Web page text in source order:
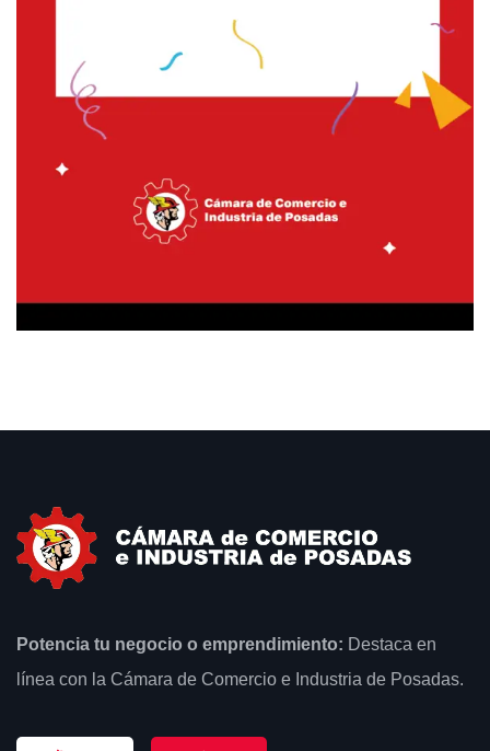
Potencia tu negocio o emprendimiento: Destaca en
línea con la Cámara de Comercio e Industria de Posadas.